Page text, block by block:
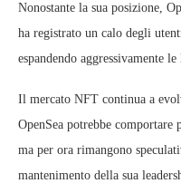
Nonostante la sua posizione,
ha registrato un calo degli
espandendo aggressivamente
Il mercato NFT continua a
OpenSea potrebbe comportare
ma per ora rimangono
mantenimento della sua